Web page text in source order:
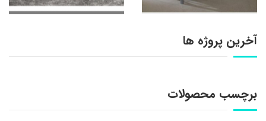
آخرین پروژه ها
برچسب محصولات